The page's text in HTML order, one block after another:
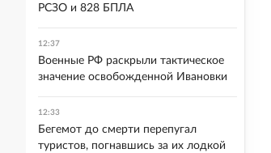
РСЗО и 828 БПЛА
12:37
Военные РФ раскрыли тактическое
значение освобожденной Ивановки
12:33
Бегемот до смерти перепугал
туристов, погнавшись за их лодкой